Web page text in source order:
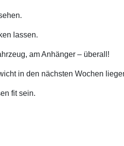
lassen.
am Anhänger – überall!
in den nächsten Wochen
fit sein.